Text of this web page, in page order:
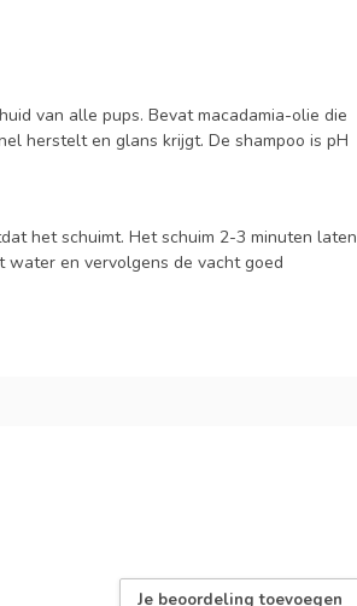
van alle pups. Bevat macadamia-olie die
herstelt en glans krijgt. De shampoo is pH
het schuimt. Het schuim 2-3 minuten laten
en vervolgens de vacht goed
Je beoordeling toevoegen